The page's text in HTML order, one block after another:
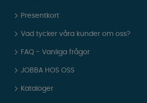
Presentkort
Vad tycker våra kunder om oss?
FAQ - Vanliga frågor
JOBBA HOS OSS
Kataloger